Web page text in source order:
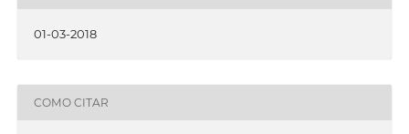
01-03-2018
COMO CITAR